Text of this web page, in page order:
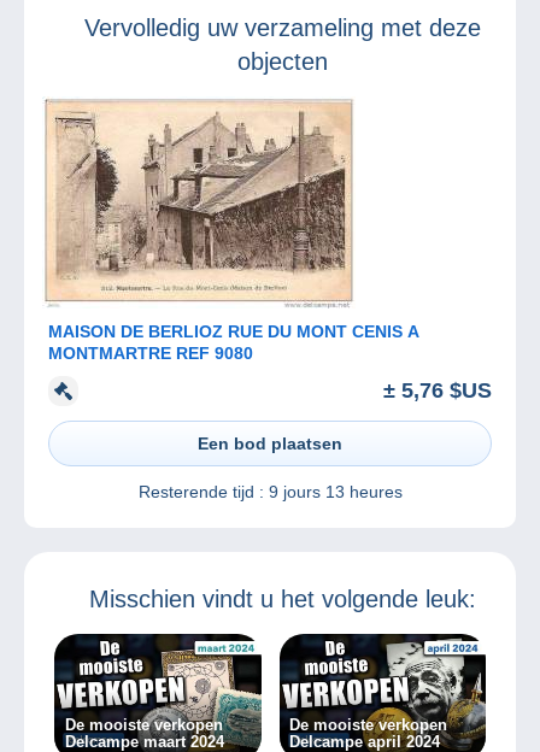
Vervolledig uw verzameling met deze
objecten
MAISON DE BERLIOZ RUE DU MONT CENIS A
MONTMARTRE REF 9080
± 5,76 $US
Een bod plaatsen
Resterende tijd : 9 jours 13 heures
Misschien vindt u het volgende leuk:
De mooiste verkopen
Delcampe maart 2024
De mooiste verkopen
Delcampe april 2024